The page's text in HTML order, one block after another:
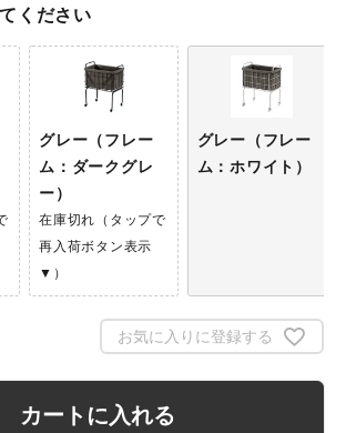
ください
グレー（フレー
ム：ダークグレ
ー）
在庫切れ（タップで
再入荷ボタン表示
▼）
グレー（フレー
ム：ホワイト）
お気に入りに登録する
カートに入れる